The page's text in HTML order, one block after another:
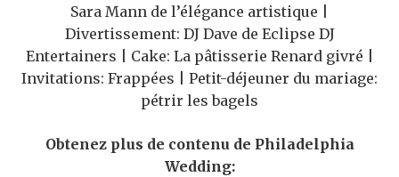
Sara Mann de l’élégance artistique |
Divertissement: DJ Dave de Eclipse DJ
Entertainers | Cake: La pâtisserie Renard givré |
Invitations: Frappées | Petit-déjeuner du mariage:
pétrir les bagels
Obtenez plus de contenu de Philadelphia
Wedding: